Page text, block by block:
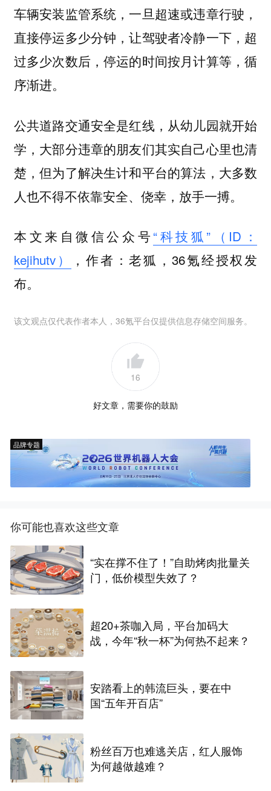
车辆安装监管系统，一旦超速或违章行驶，
直接停运多少分钟，让驾驶者冷静一下，超
过多少次数后，停运的时间按月计算等，循
序渐进。
公共道路交通安全是红线，从幼儿园就开始
学，大部分违章的朋友们其实自己心里也清
楚，但为了解决生计和平台的算法，大多数
人也不得不依靠安全、侥幸，放手一搏。
本文来自微信公众号“科技狐”（ID：
kejihutv）
，作者：老狐，36氪经授权发
布。
该文观点仅代表作者本人，36氪平台仅提供信息存储空间服务。
16
好文章，需要你的鼓励
品牌专题
你可能也喜欢这些文章
“实在撑不住了！”自助烤肉批量关
门，低价模型失效了？
超20+茶咖入局，平台加码大
战，今年“秋一杯”为何热不起来？
安踏看上的韩流巨头，要在中
国“五年开百店”
粉丝百万也难逃关店，红人服饰
为何越做越难？